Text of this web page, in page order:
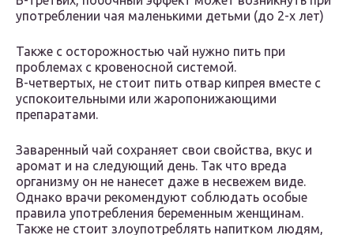
употреблении чая маленькими детьми (до 2-х лет)
Также с осторожностью чай нужно пить при
проблемах с кровеносной системой.
В-четвертых, не стоит пить отвар кипрея вместе с
успокоительными или жаропонижающими
препаратами.
Заваренный чай сохраняет свои свойства, вкус и
аромат и на следующий день. Так что вреда
организму он не нанесет даже в несвежем виде.
Однако врачи рекомендуют соблюдать особые
правила употребления беременным женщинам.
Также не стоит злоупотреблять напитком людям,